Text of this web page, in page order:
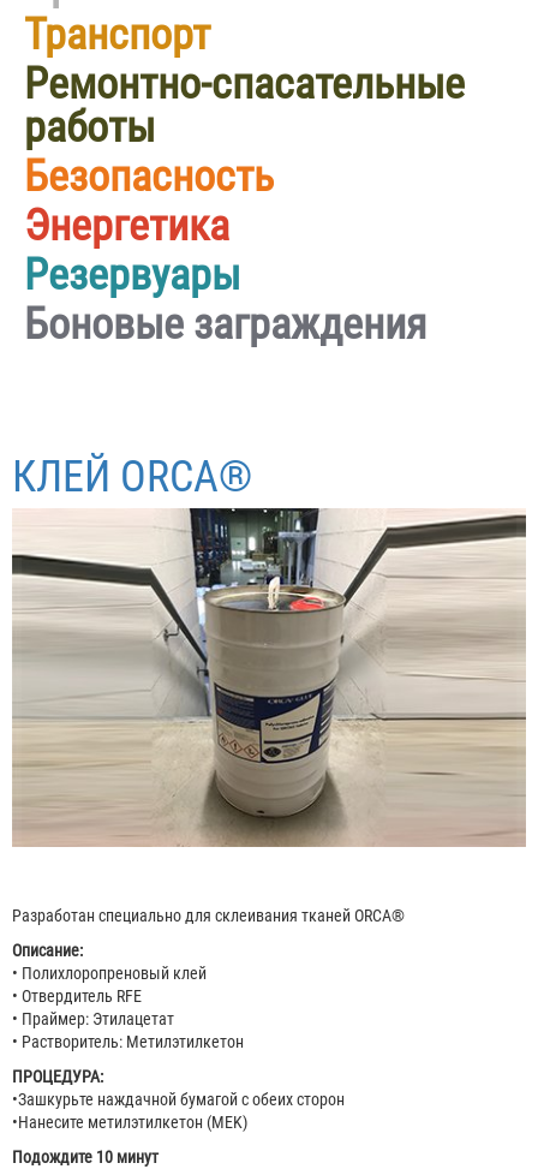
Транспорт
Ремонтно-спасательные
работы
Безопасность
Энергетика
Резервуары
Боновые заграждения
КЛЕЙ ORCA®
Разработан специально для склеивания тканей ORCA®
Описание:
• Полихлоропреновый клей
• Отвердитель RFE
• Праймер: Этилацетат
• Растворитель: Метилэтилкетон
ПРОЦЕДУРА:
•Зашкурьте наждачной бумагой с обеих сторон
•Нанесите метилэтилкетон (MEK)
Подождите 10 минут